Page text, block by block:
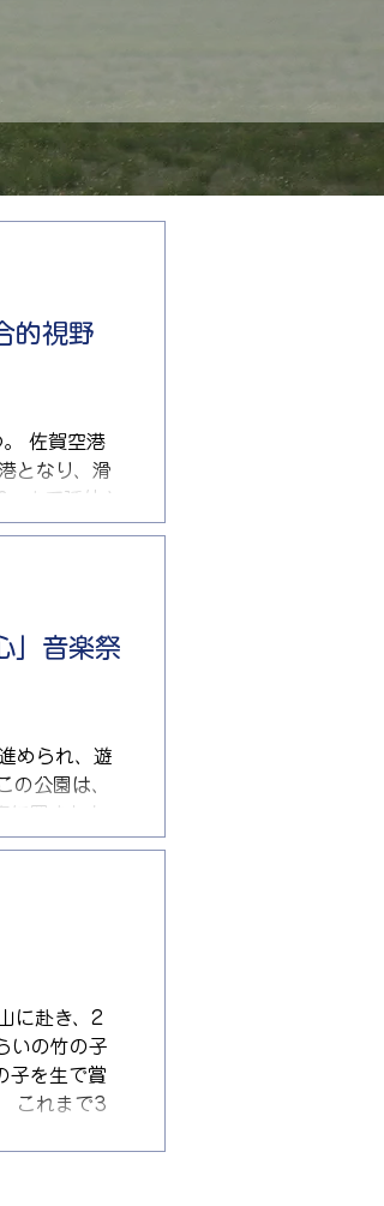
的視野
佐賀空港
となり、滑
まで延伸さ
、24時間オ
の輸入
全体の国際
貨物を受
」音楽祭
められ、遊
の公園は、
囲まれた
の公園が、
催すること
ぜひ、お
場 所
天の場合
心」音楽祭
に赴き、2
いの竹の子
子を生で賞
これまで3